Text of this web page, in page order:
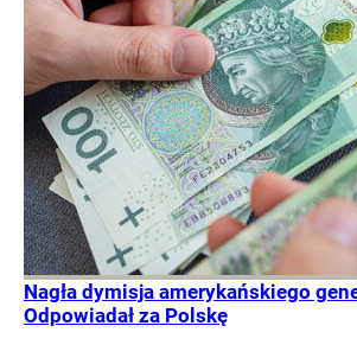
Nagła dymisja amerykańskiego
Odpowiadał za Polskę